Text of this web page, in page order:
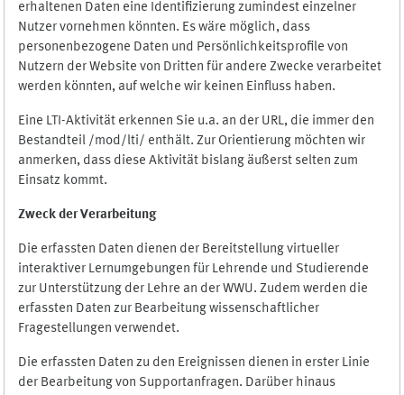
erhaltenen Daten eine Identifizierung zumindest einzelner
Nutzer vornehmen könnten. Es wäre möglich, dass
personenbezogene Daten und Persönlichkeitsprofile von
Nutzern der Website von Dritten für andere Zwecke verarbeitet
werden könnten, auf welche wir keinen Einfluss haben.
Eine LTI-Aktivität erkennen Sie u.a. an der URL, die immer den
Bestandteil /mod/lti/ enthält. Zur Orientierung möchten wir
anmerken, dass diese Aktivität bislang äußerst selten zum
Einsatz kommt.
Zweck der Verarbeitung
Die erfassten Daten dienen der Bereitstellung virtueller
interaktiver Lernumgebungen für Lehrende und Studierende
zur Unterstützung der Lehre an der WWU. Zudem werden die
erfassten Daten zur Bearbeitung wissenschaftlicher
Fragestellungen verwendet.
Die erfassten Daten zu den Ereignissen dienen in erster Linie
der Bearbeitung von Supportanfragen. Darüber hinaus